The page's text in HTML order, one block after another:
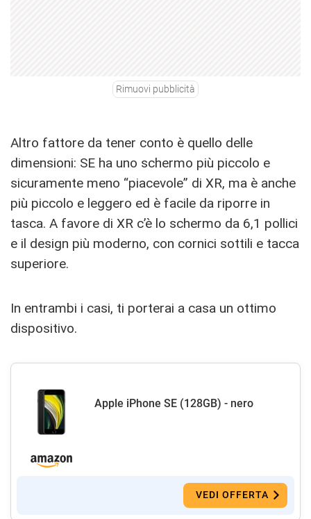
Rimuovi pubblicità
Altro fattore da tener conto è quello delle
dimensioni: SE ha uno schermo più piccolo e
sicuramente meno “piacevole” di XR, ma è anche
più piccolo e leggero ed è facile da riporre in
tasca. A favore di XR c’è lo schermo da 6,1 pollici
e il design più moderno, con cornici sottili e tacca
superiore.
In entrambi i casi, ti porterai a casa un ottimo
dispositivo.
Apple iPhone SE (128GB) - nero
VEDI OFFERTA